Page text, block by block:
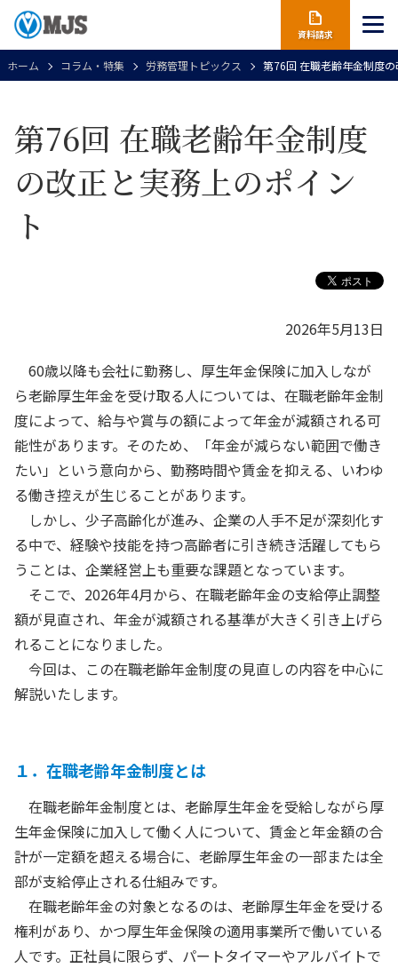
資料請求
ホーム コラム・特集 労務管理トピックス 第76回 在職老齢年金制度
第76回 在職老齢年金制度
の改正と実務上のポイン
ト
2026年5月13日
60歳以降も会社に勤務し、厚生年金保険に加入しなが
ら老齢厚生年金を受け取る人については、在職老齢年金制
度によって、給与や賞与の額によって年金が減額される可
能性があります。そのため、「年金が減らない範囲で働き
たい」という意向から、勤務時間や賃金を抑える、いわゆ
る働き控えが生じることがあります。
しかし、少子高齢化が進み、企業の人手不足が深刻化す
る中で、経験や技能を持つ高齢者に引き続き活躍してもら
うことは、企業経営上も重要な課題となっています。
そこで、2026年4月から、在職老齢年金の支給停止調整
額が見直され、年金が減額される基準が大きく引き上げら
れることになりました。
今回は、この在職老齢年金制度の見直しの内容を中心に
解説いたします。
１．在職老齢年金制度とは
在職老齢年金制度とは、老齢厚生年金を受給しながら厚
生年金保険に加入して働く人について、賃金と年金額の合
計が一定額を超える場合に、老齢厚生年金の一部または全
部が支給停止される仕組みです。
在職老齢年金の対象となるのは、老齢厚生年金を受ける
権利があり、かつ厚生年金保険の適用事業所で働いている
人です。正社員に限らず、パートタイマーやアルバイトで